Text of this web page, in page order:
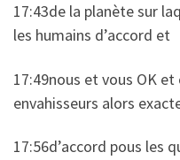
17:43de la planète sur
les humains d’accord et
17:49nous et vous OK
envahisseurs alors
17:56d’accord pous les